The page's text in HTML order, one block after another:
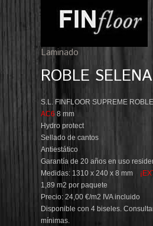
Laminado
ROBLE
S.L. FINFLOOR SUPREME
AC6 8 mm
Hydro protect
Sellado de cantos
Antiestático
Garantía de 20 años en uso
Medidas: 1310 x 240 x 8 mm
1,89 m2 por paquete
Precio: 24,00 €/m2 IVA incluido
Disponible con 4 biseles.
mínimas.